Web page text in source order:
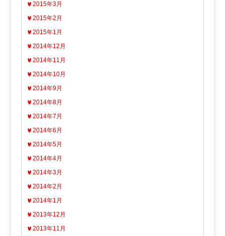
2015年3月
2015年2月
2015年1月
2014年12月
2014年11月
2014年10月
2014年9月
2014年8月
2014年7月
2014年6月
2014年5月
2014年4月
2014年3月
2014年2月
2014年1月
2013年12月
2013年11月